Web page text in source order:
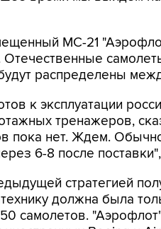
МС-21
Отечественные
распределены
к эксплуатации
тренажеров,
пока нет. Ждем.
6-8 после
стратегией
должна была
самолетов.